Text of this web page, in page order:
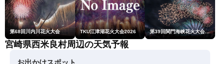
第68回川内川花火大会 TKU江津湖花火大会2026 第39回関門海峡花火大会(門司側)
宮崎県西米良村周辺の天気予報